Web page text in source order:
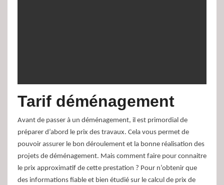
Tarif déménagement
Avant de passer à un déménagement, il est primordial de
préparer d’abord le prix des travaux. Cela vous permet de
pouvoir assurer le bon déroulement et la bonne réalisation des
projets de déménagement. Mais comment faire pour connaitre
le prix approximatif de cette prestation ? Pour n’obtenir que
des informations fiable et bien étudié sur le calcul de prix de